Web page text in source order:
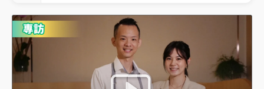
台東農業處長涉圖利渡假村！東檢抗告成功 今重開羈
押庭
父親節泡湯了！中颱白海豚雨彈轟3天 「紅到發紫」降
雨熱區曝
▲
▼